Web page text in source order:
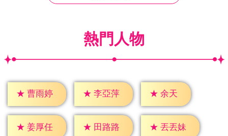
熱門人物
★ 曹雨婷 ★ 李亞萍 ★ 余天
★ 姜厚任 ★ 田路路 ★ 丟丟妹